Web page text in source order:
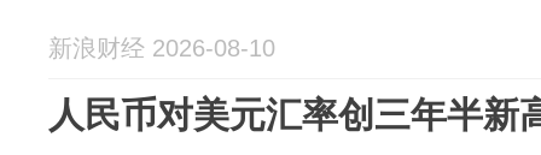
新浪财经 2026-08-10
人民币对美元汇率创三年半新